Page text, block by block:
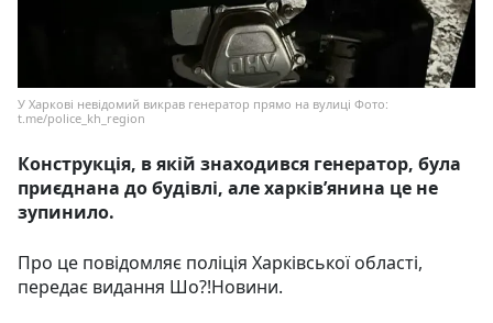
У Харкові невідомий викрав генератор прямо на вулиці Фото:
t.me/police_kh_region
Конструкція, в якій знаходився генератор, була
приєднана до будівлі, але харківʼянина це не
зупинило.
Про це повідомляє поліція Харківської області,
передає видання Шо?!Новини.